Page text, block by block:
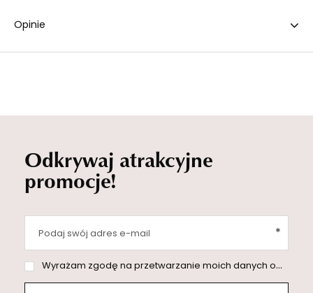
Opinie
Odkrywaj atrakcyjne
promocje!
Podaj swój adres e-mail
Wyrażam zgodę na przetwarzanie moich danych osobowych (adres e-mail) na potrzeby wysyłki newslettera z informacją handlową (marketing). Więcej w